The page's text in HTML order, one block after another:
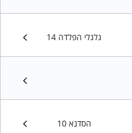
גלגלי הפלדה 14
הסדנא 10